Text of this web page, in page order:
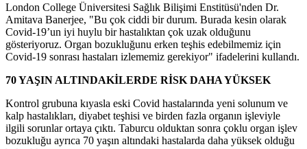
London College Üniversitesi Sağlık Bilişimi Enstitüsü'nden Dr.
Amitava Banerjee, "Bu çok ciddi bir durum. Burada kesin olarak
Covid-19’un iyi huylu bir hastalıktan çok uzak olduğunu
gösteriyoruz. Organ bozukluğunu erken teşhis edebilmemiz için
Covid-19 sonrası hastaları izlememiz gerekiyor" ifadelerini kullandı.
70 YAŞIN ALTINDAKİLERDE RİSK DAHA YÜKSEK
Kontrol grubuna kıyasla eski Covid hastalarında yeni solunum ve
kalp hastalıkları, diyabet teşhisi ve birden fazla organın işleviyle
ilgili sorunlar ortaya çıktı. Taburcu olduktan sonra çoklu organ işlev
bozukluğu ayrıca 70 yaşın altındaki hastalarda daha yüksek olduğu